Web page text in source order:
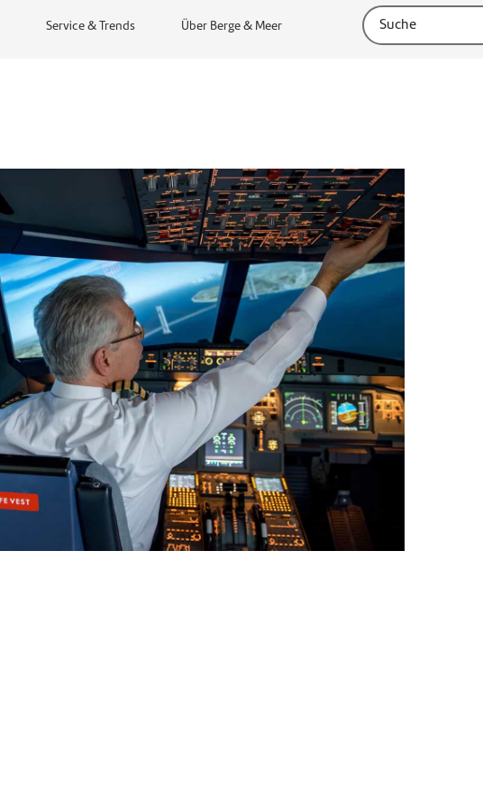
Service & Trends Über Berge & Meer